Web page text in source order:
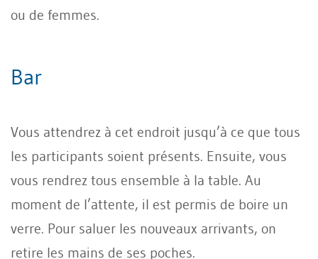
ou de femmes.
Bar
Vous attendrez à cet endroit jusqu’à ce que tous
les participants soient présents. Ensuite, vous
vous rendrez tous ensemble à la table. Au
moment de l’attente, il est permis de boire un
verre. Pour saluer les nouveaux arrivants, on
retire les mains de ses poches.